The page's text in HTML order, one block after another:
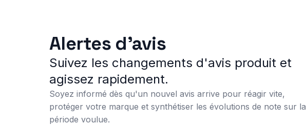
Alertes d'avis
Suivez les changements d'avis produit et
agissez rapidement.
Soyez informé dès qu'un nouvel avis arrive pour réagir vite,
protéger votre marque et synthétiser les évolutions de note sur la
période voulue.